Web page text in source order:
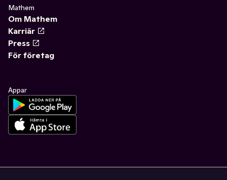
Mathem
Om Mathem
Karriär
Press
För företag
Appar